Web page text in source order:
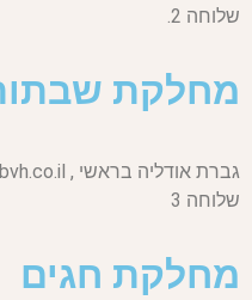
שלוחה 2.
מחלקת
גברת אודליה בראשי ,
שלוחה 3
מחלקת חגים